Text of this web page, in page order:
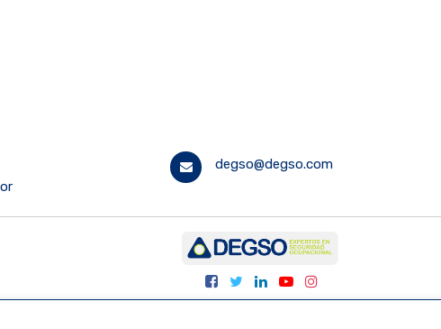
degso@degso.com